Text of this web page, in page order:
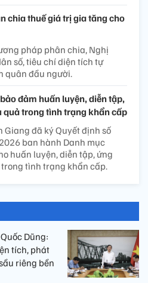
chia thuế giá trị gia tăng cho
pháp phân chia, Nghị
số, tiêu chí diện tích tự
quân đầu người.
đảm huấn luyện, diễn tập,
quả trong tình trạng khẩn cấp
Giang đã ký Quyết định số
ban hành Danh mục
huấn luyện, diễn tập, ứng
tình trạng khẩn cấp.
Dũng:
tích, phát
riêng bền